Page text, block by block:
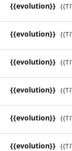
{{evolution}}
{{evolution}}
{{evolution}}
{{evolution}}
{{evolution}}
{{evolution}}